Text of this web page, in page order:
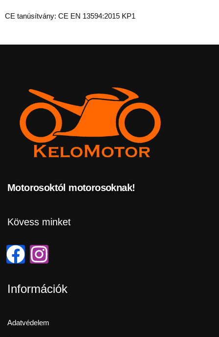
CE tanúsítvány: CE EN 13594:2015 KP1
Motorosoktól motorosoknak!
Kövess minket
Információk
Adatvédelem